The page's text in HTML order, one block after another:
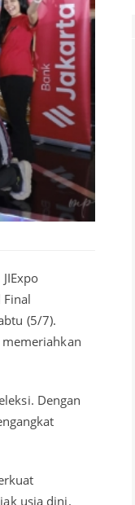
(5/7).
Dengan
usia dini.